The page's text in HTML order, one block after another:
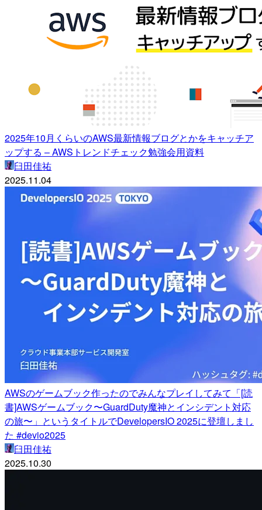
2025年10月くらいのAWS最新情報ブログとかをキャッチア
ップする – AWSトレンドチェック勉強会用資料
臼田佳祐
2025.11.04
AWSのゲームブック作ったのでみんなプレイしてみて「[読
書]AWSゲームブック〜GuardDuty魔神とインシデント対応
の旅〜」というタイトルでDevelopersIO 2025に登壇しまし
た #devio2025
臼田佳祐
2025.10.30